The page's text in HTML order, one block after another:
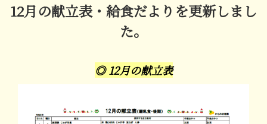
12月の献立表・給食だよりを更新しまし
た。
◎ 12月の献立表